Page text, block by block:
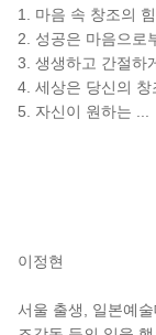
1. 마음 속 창조의
2. 성공은 마음으로
3. 생생하고 간절하
4. 세상은 당신의
5. 자신이 원하는
이정현
서울 출생, 일본예